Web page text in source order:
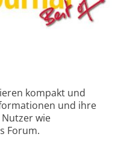
kompakt und
und ihre
wie
Forum.